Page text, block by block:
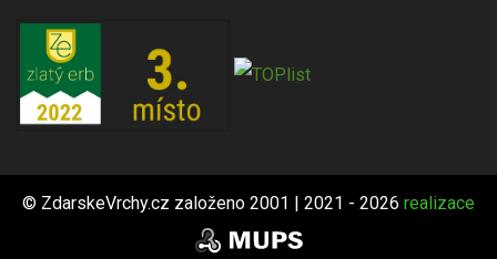
© ZdarskeVrchy.cz založeno 2001 | 2021 - 2026 realizace